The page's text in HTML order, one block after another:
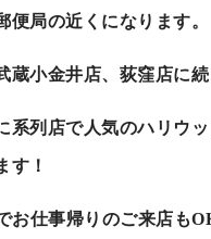
便局の近くになります。
蔵小金井店、荻窪店に
系列店で人気のハリウ
す！
お仕事帰りのご来店も